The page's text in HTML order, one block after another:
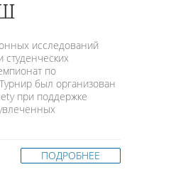
исследований
по
был организован
при поддержке
ПОДРОБНЕЕ